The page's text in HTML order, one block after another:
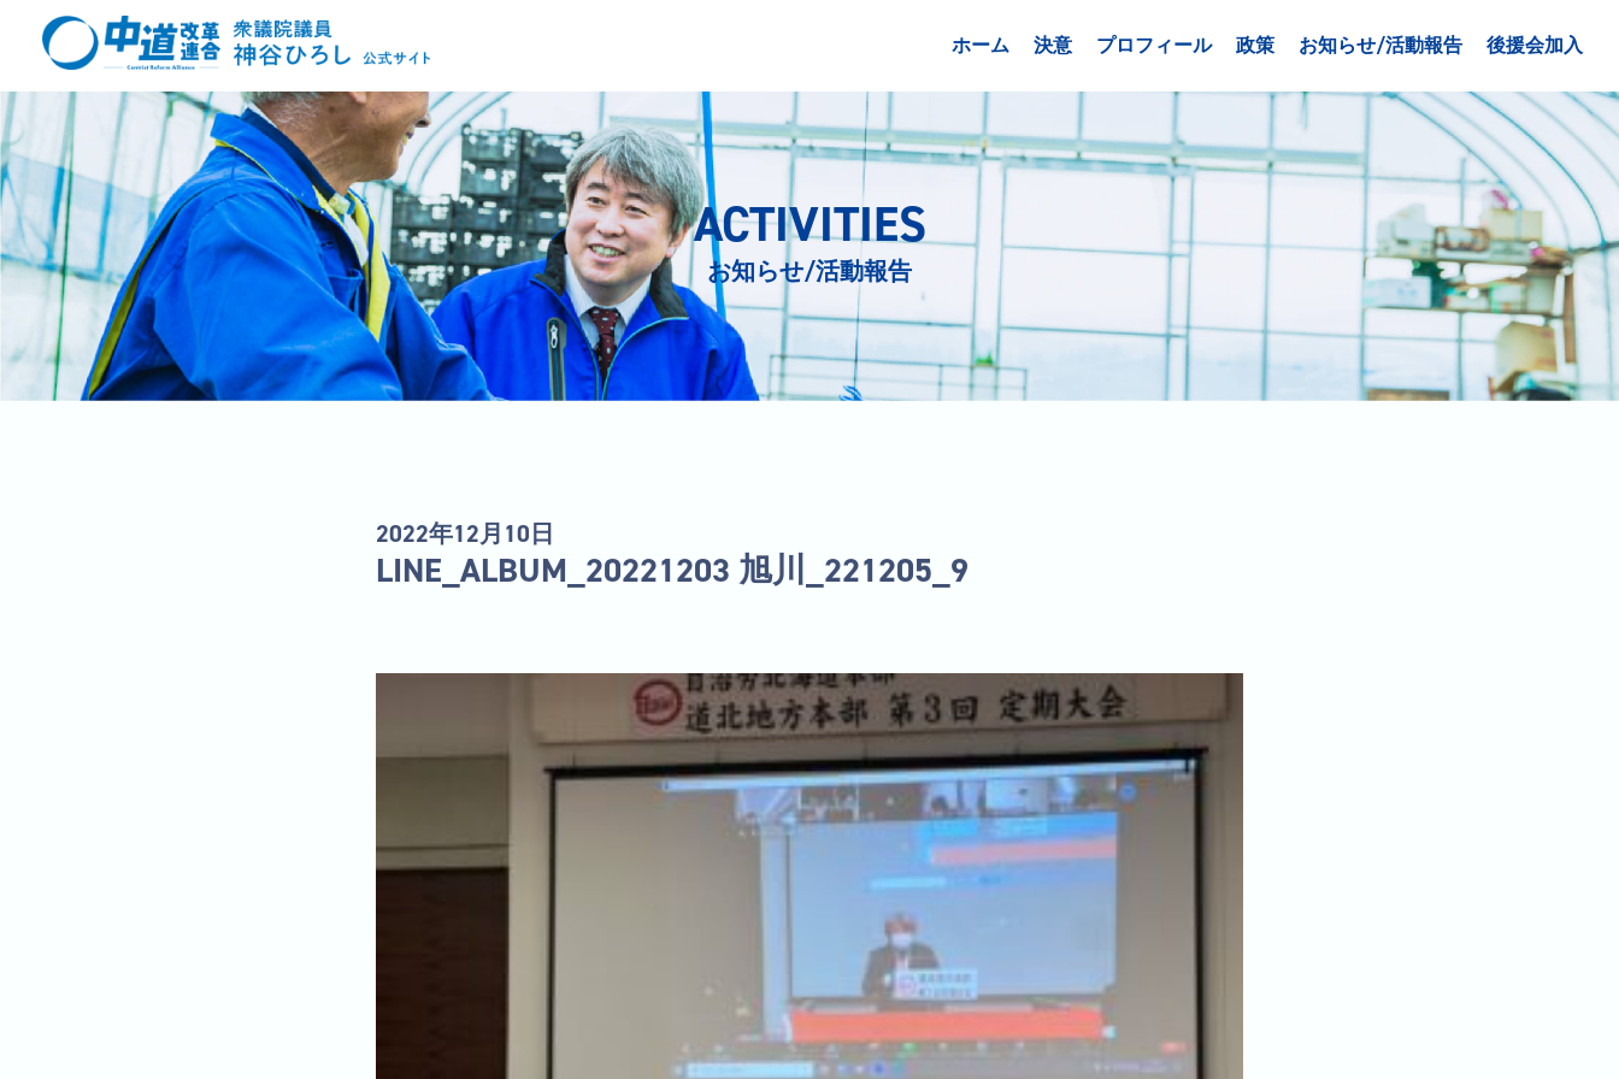
ホーム 決意 プロフィール 政策 お知らせ/活動報告 後援会加入
ACTIVITIES
お知らせ/活動報告
2022年12月10日
LINE_ALBUM_20221203 旭川_221205_9